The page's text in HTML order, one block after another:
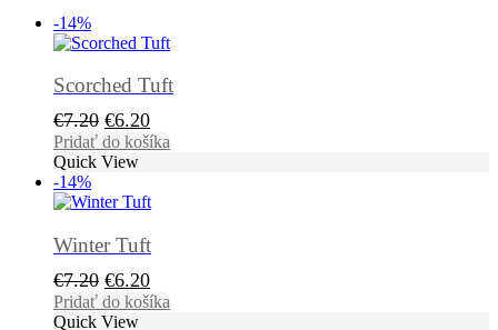
-14%
Scorched Tuft
€7.20 Pôvodná
cena
bola:
€6.20Aktuálna
cena
Pridať do košíka
Quick View
-14%
Winter Tuft
€7.20 Pôvodná
cena
€6.20Aktuálna
cena
Pridať do košíka
Quick View